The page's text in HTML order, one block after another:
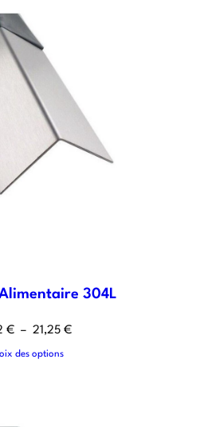
304L
€ – 21,25 €
des options